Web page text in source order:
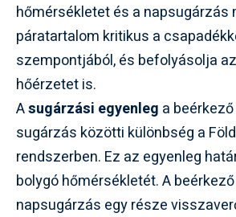
hőmérsékletet és a napsugárzás
páratartalom kritikus a
szempontjából, és befolyásolja
hőérzetet is.
Asugárzási egyenleg a
sugárzás közötti különbség a
rendszerben. Ez az egyenleg
bolygó hőmérsékletét. A
napsugárzás egy része